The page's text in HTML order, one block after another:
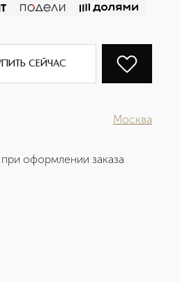
СЕЙЧАС
Москва
оформлении заказа